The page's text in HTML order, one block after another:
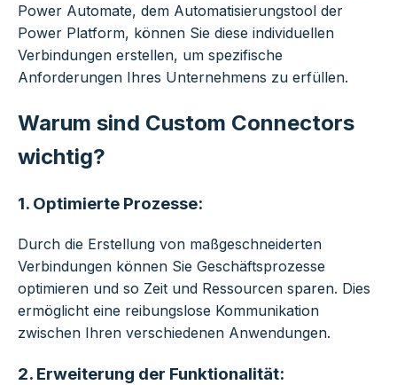
Power Automate, dem Automatisierungstool der
Power Platform, können Sie diese individuellen
Verbindungen erstellen, um spezifische
Anforderungen Ihres Unternehmens zu erfüllen.
Warum sind Custom Connectors
wichtig?
1. Optimierte Prozesse:
Durch die Erstellung von maßgeschneiderten
Verbindungen können Sie Geschäftsprozesse
optimieren und so Zeit und Ressourcen sparen. Dies
ermöglicht eine reibungslose Kommunikation
zwischen Ihren verschiedenen Anwendungen.
2. Erweiterung der Funktionalität: